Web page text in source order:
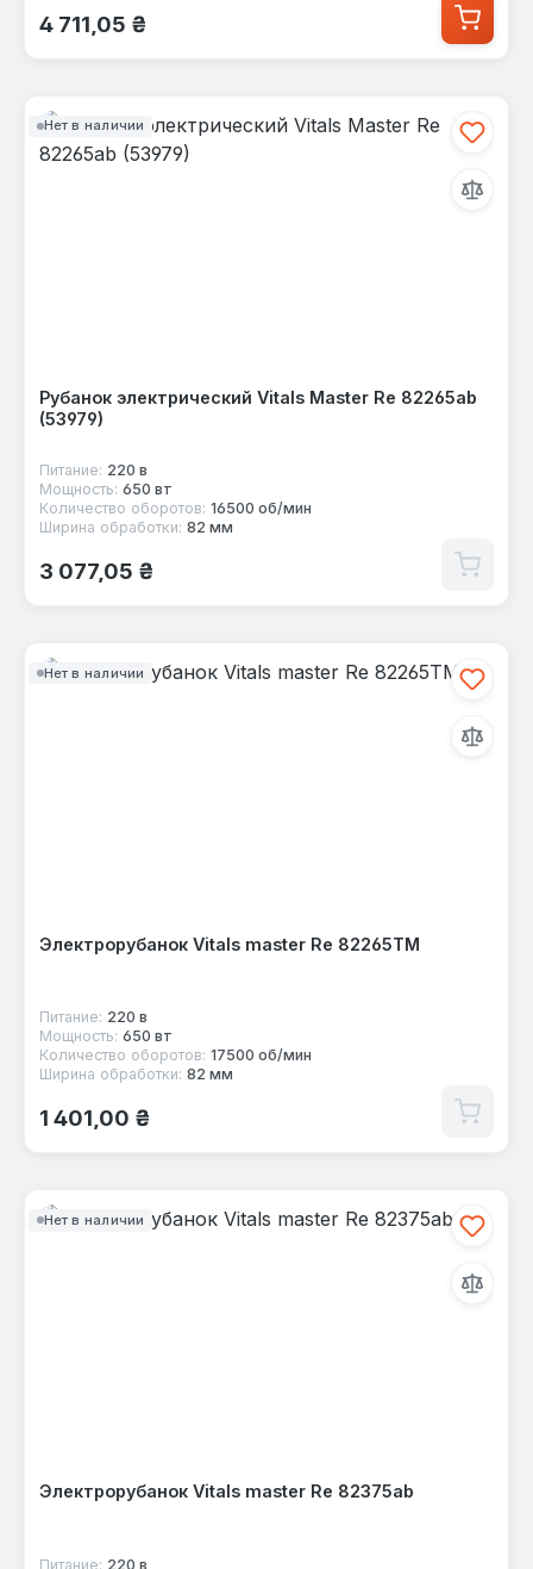
Обычная цена:
4 711,05 ₴
Нет в наличии
Рубанок электрический Vitals Master Re 82265ab
(53979)
Питание: 220 в
Мощность: 650 вт
Количество оборотов: 16500 об/мин
Ширина обработки: 82 мм
Обычная цена:
3 077,05 ₴
Нет в наличии
Электрорубанок Vitals master Re 82265TM
Питание: 220 в
Мощность: 650 вт
Количество оборотов: 17500 об/мин
Ширина обработки: 82 мм
Обычная цена:
1 401,00 ₴
Нет в наличии
Электрорубанок Vitals master Re 82375ab
Питание: 220 в